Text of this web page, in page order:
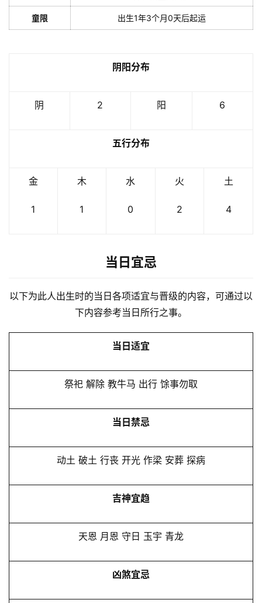
童限 出生1年3个月0天后起运
阴阳分布
阴 2 阳 6
五行分布
金
1
木
1
水
0
火
2
土
4
当日宜忌
以下为此人出生时的当日各项适宜与晋级的内容，可通过以
下内容参考当日所行之事。
当日适宜
祭祀 解除 教牛马 出行 馀事勿取
当日禁忌
动土 破土 行丧 开光 作梁 安葬 探病
吉神宜趋
天恩 月恩 守日 玉宇 青龙
凶煞宜忌